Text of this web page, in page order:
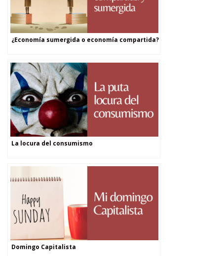
¿Economía sumergida o economía compartida?
La locura del consumismo
Domingo Capitalista